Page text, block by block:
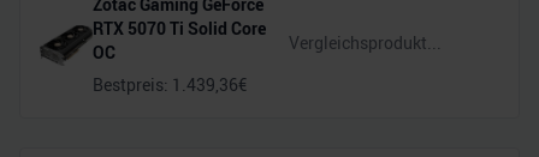
RTX 5070 Ti Solid Core
OC
Bestpreis: 1.439,36€